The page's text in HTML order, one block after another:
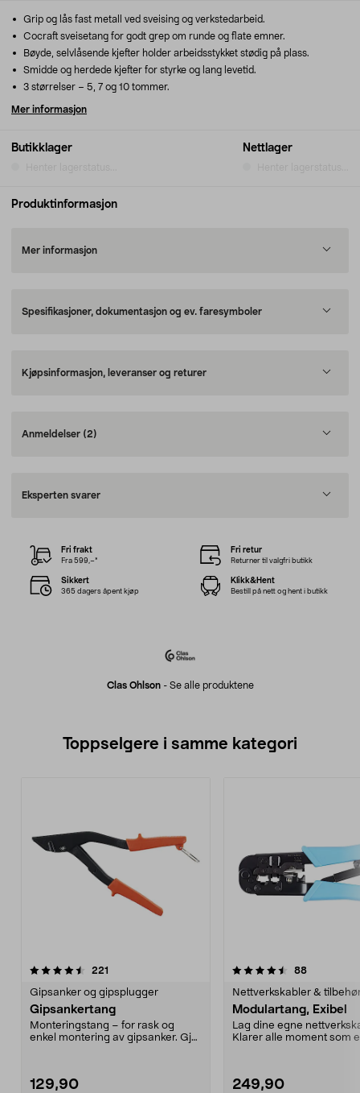
Butikklager Nettlager
Grip og lås fast metall ved sveising og verkstedarbeid.
Cocraft sveisetang for godt grep om runde og flate emner.
Bøyde, selvlåsende kjefter holder arbeidsstykket stødig på plass.
Smidde og herdede kjefter for styrke og lang levetid.
3 størrelser – 5, 7 og 10 tommer.
Mer informasjon
Produktinformasjon
Mer informasjon
Spesifikasjoner, dokumentasjon og ev. faresymboler
Kjøpsinformasjon, leveranser og returer
Anmeldelser (2)
Eksperten svarer
Clas Ohlson- Se alle produktene
Fri frakt
Fra 599,–*
Fri retur
Returner til valgfri butikk
Sikkert
365 dagers åpent kjøp
Klikk&Hent
Bestill på nett og hent i butikk
Toppselgere i samme kategori
221
Gipsanker og gipsplugger
Gipsankertang
Monteringstang – for rask og
enkel montering av gipsanker. Gjør
129,90
4.5 av 5 stjerner 88
Nettverkskabler &
Modulartang, Exibel
Lag dine egne
Klarer alle moment som
249,90
4.5 av 5 stjerner